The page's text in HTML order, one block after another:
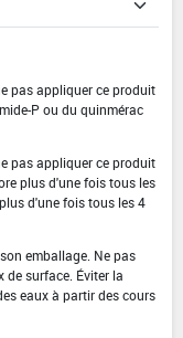
pas appliquer ce produit
P ou du quinmérac
pas appliquer ce produit
plus d'une fois tous les
d'une fois tous les 4
emballage. Ne pas
de surface. Éviter la
eaux à partir des cours